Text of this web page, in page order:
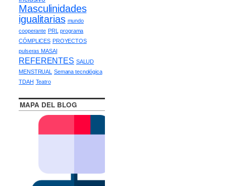
Masculinidades
igualitarias mundo
cooperante PRL
programa
CÓMPLICES PROYECTOS
pulseras MASAI
REFERENTES SALUD
MENSTRUAL
Semana tecnológica
TDAH Teatro
MAPA DEL BLOG